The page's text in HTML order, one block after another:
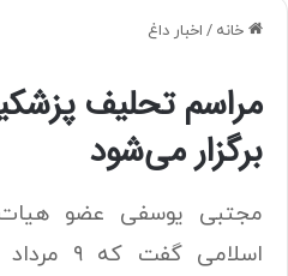
خانه / اخبار داغ
برگزار می‌شود
مجتبی یوسفی عضو
اسلامی